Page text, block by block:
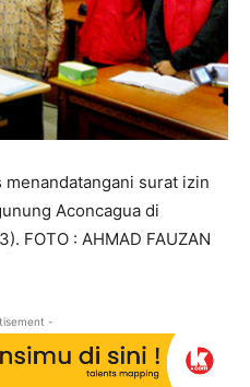
menandatangani surat izin
Aconcagua di
FOTO : AHMAD FAUZAN
-